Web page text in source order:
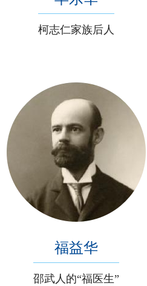
柯志仁家族后人
福益华
邵武人的“福医生”